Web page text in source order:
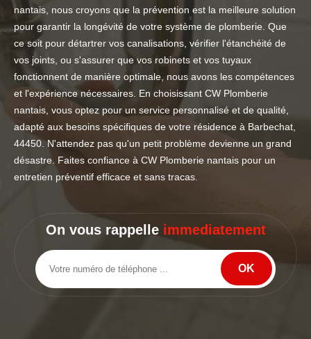
nantais, nous croyons que la prévention est la meilleure solution
pour garantir la longévité de votre système de plomberie. Que
ce soit pour détartrer vos canalisations, vérifier l'étanchéité de
vos joints, ou s'assurer que vos robinets et vos tuyaux
fonctionnent de manière optimale, nous avons les compétences
et l'expérience nécessaires. En choisissant CW Plomberie
nantais, vous optez pour un service personnalisé et de qualité,
adapté aux besoins spécifiques de votre résidence à Barbechat,
44450. N'attendez pas qu'un petit problème devienne un grand
désastre. Faites confiance à CW Plomberie nantais pour un
entretien préventif efficace et sans tracas.
On vous rappelle immediatement